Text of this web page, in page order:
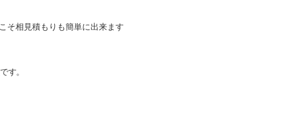
そ相見積もりも簡単に出来ます
です。